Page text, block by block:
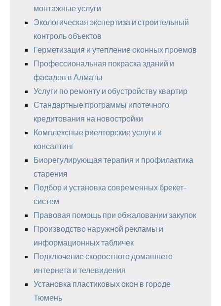
монтажные услуги
Экологическая экспертиза и строительный
контроль объектов
Герметизация и утепление оконных проемов
Профессиональная покраска зданий и
фасадов в Алматы
Услуги по ремонту и обустройству квартир
Стандартные программы ипотечного
кредитования на новостройки
Комплексные риелторские услуги и
консалтинг
Биорегулирующая терапия и профилактика
старения
Подбор и установка современных брекет-
систем
Правовая помощь при обжаловании закупок
Производство наружной рекламы и
информационных табличек
Подключение скоростного домашнего
интернета и телевидения
Установка пластиковых окон в городе
Тюмень